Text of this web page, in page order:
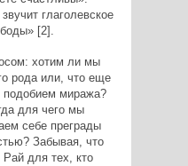
глаголевское
[2].
хотим ли мы
рода или, что еще
подобием миража?
для чего мы
себе преграды
Забывая, что
для тех, кто